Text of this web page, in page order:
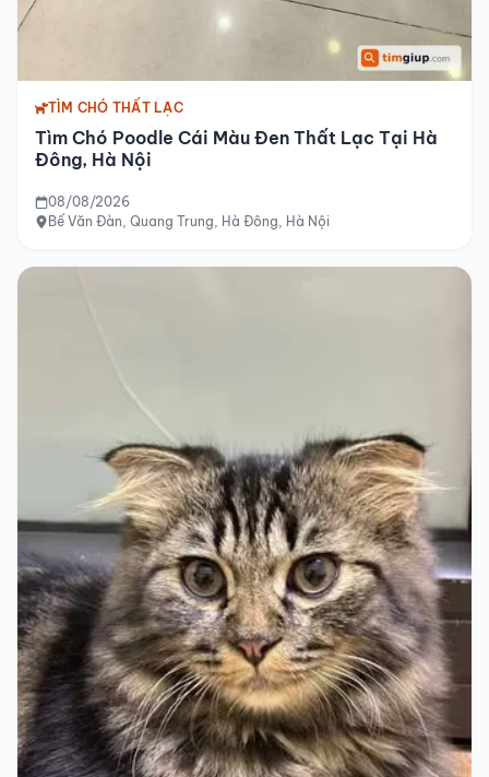
TÌM CHÓ THẤT LẠC
Tìm Chó Poodle Cái Màu Đen Thất Lạc Tại Hà
Đông, Hà Nội
08/08/2026
Bế Văn Đàn, Quang Trung, Hà Đông, Hà Nội